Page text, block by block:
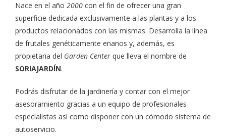
Nace en el año 2000 con el fin de ofrecer una gran
superficie dedicada exclusivamente a las plantas y a los
productos relacionados con las mismas. Desarrolla la línea
de frutales genéticamente enanos y, además, es
propietaria del Garden Center que lleva el nombre de
SORIAJARDÍN.
Podrás disfrutar de la jardinería y contar con el mejor
asesoramiento gracias a un equipo de profesionales
especialistas así como disponer con un cómodo sistema de
autoservicio.